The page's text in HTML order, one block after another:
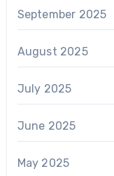
September 2025
August 2025
July 2025
June 2025
May 2025